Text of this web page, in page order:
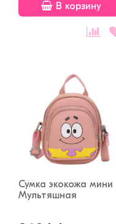
В корзину
Сумка экокожа мини
Мультяшная